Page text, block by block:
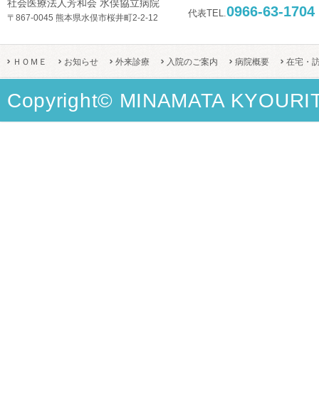
社会医療法人芳和会 水俣協立病院
〒867-0045 熊本県水俣市桜井町2-2-12 代表TEL.0966-63-1704
ＨＯＭＥ お知らせ 外来診療 入院のご案内 病院概要 在宅・
Copyright© MINAMATA